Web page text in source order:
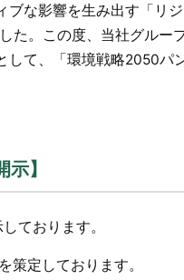
ブな影響を生み出す「リ
た。この度、当社グルー
して、「環境戦略2050パ
】
ております。
定しております。